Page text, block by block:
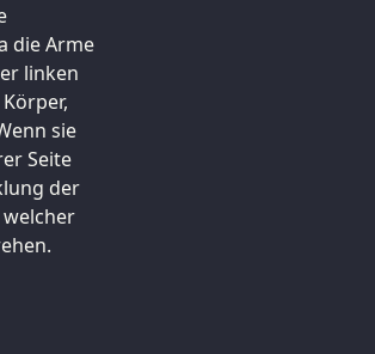
die Arme
linken
sie
Seite
der